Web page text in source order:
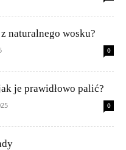
naturalnego wosku?
0
je prawidłowo palić?
0